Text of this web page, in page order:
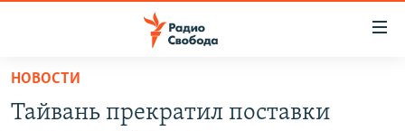
упрощенного
доступа
НОВОСТИ
Тайвань прекратил поставки